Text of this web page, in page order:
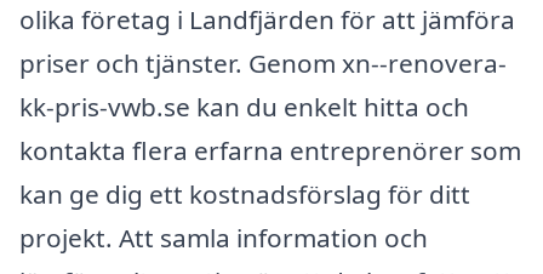
olika företag i Landfjärden för att jämföra
priser och tjänster. Genom xn--renovera-
kk-pris-vwb.se kan du enkelt hitta och
kontakta flera erfarna entreprenörer som
kan ge dig ett kostnadsförslag för ditt
projekt. Att samla information och